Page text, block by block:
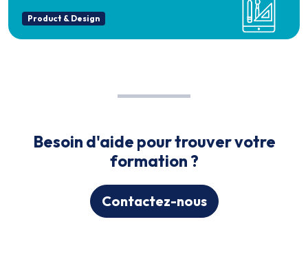
Product & Design
Besoin d'aide pour trouver votre
formation ?
Contactez-nous